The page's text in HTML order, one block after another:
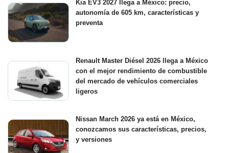
Kia EV3 2027 llega a México: precio,
autonomía de 605 km, características y
preventa
Renault Master Diésel 2026 llega a México
con el mejor rendimiento de combustible
del mercado de vehículos comerciales
ligeros
Nissan March 2026 ya está en México,
conozcamos sus características, precios,
y versiones